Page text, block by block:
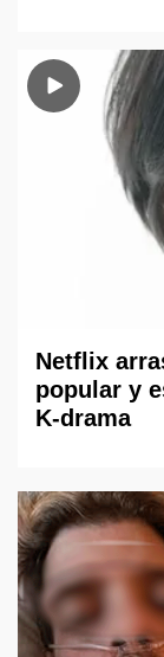
Netflix
popular y
K-drama